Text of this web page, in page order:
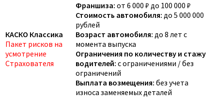
КАСКО Классика
Пакет рисков на
усмотрение
Страхователя
Франшиза: от 6 000 ₽ до 100 000 ₽
Стоимость автомобиля: до 5 000 000
рублей
Возраст автомобиля: до 8 лет с
момента выпуска
Ограничения по количеству и стажу
водителей: с ограничениями / без
ограничений
Выплата возмещения: без учета
износа заменяемых деталей